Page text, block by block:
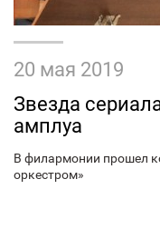
20 мая 2019
Звезда
амплуа
В филармонии прошел
оркестром»